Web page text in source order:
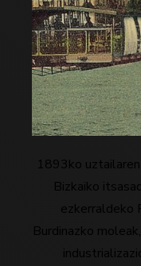
1893ko uztailaren
Bizkaiko
ezkerraldeko
Burdinazko